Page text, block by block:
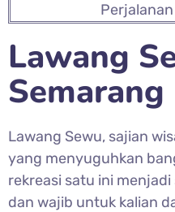
Lawang
Semarang
Lawang Sewu, sajian
yang menyuguhkan
rekreasi satu ini
dan wajib untuk kalian